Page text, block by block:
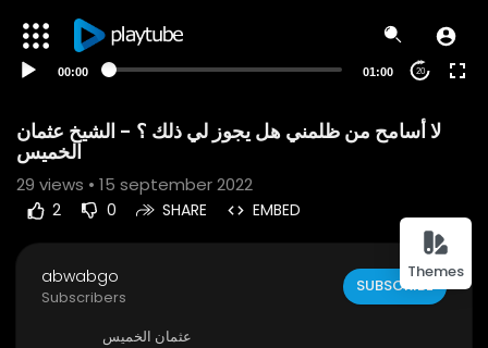
Themes
00:00 01:00 20
لا أسامح من ظلمني هل يجوز لي ذلك ؟ - الشيخ عثمان
الخميس
29 views • 15 september 2022
2 0 SHARE EMBED
abwabgo
Subscribers
SUBSCRIBE
عثمان الخميس